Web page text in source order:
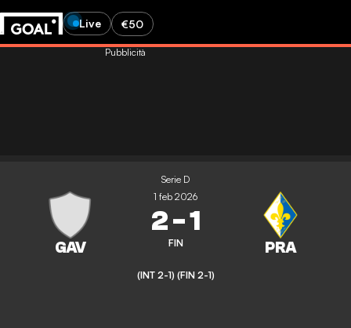
Live €50
Pubblicità
Serie D
1 feb 2026
2-1
FIN
(INT 2-1) (FIN 2-1)